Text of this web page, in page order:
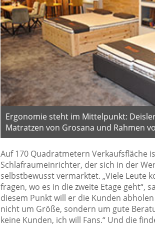
Ergonomie steht im Mittelpunkt:
Matratzen von Grosana und Rahmen
Auf 170 Quadratmetern Verkaufsfläche
Schlafraumeinrichter, der sich in der
selbstbewusst vermarktet. „Viele Leute
fragen, wo es in die zweite Etage geht“,
diesem Punkt will er die Kunden
nicht um Größe, sondern um gute
keine Kunden, ich will Fans.“ Und die